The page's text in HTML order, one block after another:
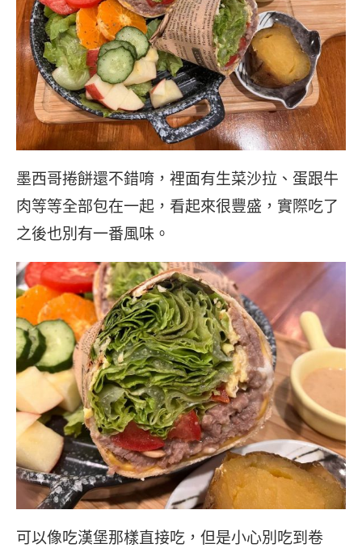
墨西哥捲餅還不錯唷，裡面有生菜沙拉、蛋跟牛
肉等等全部包在一起，看起來很豐盛，實際吃了
之後也別有一番風味。
可以像吃漢堡那樣直接吃，但是小心別吃到卷